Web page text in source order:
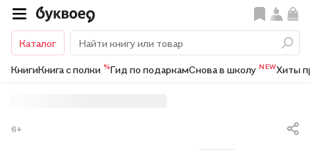
Каталог
КнигиКнига с полки %Гид по подаркамСнова в школу NEWХиты
6+